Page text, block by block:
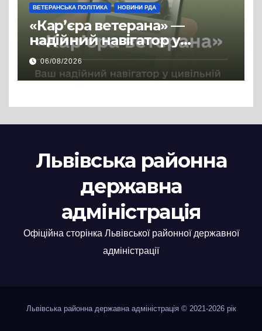
ВЕТЕРАНСЬКА ПОЛІТИКА НОВИНИ РДА
«Кар’єра ветерана» —
надійний навігатор у
цивільній професії
06/08/2026
Львівська районна
державна
адміністрація
Офіційна сторінка Львівської районної державної
адміністрації
Львівська районна державна адміністрація © 2021-2026 рік